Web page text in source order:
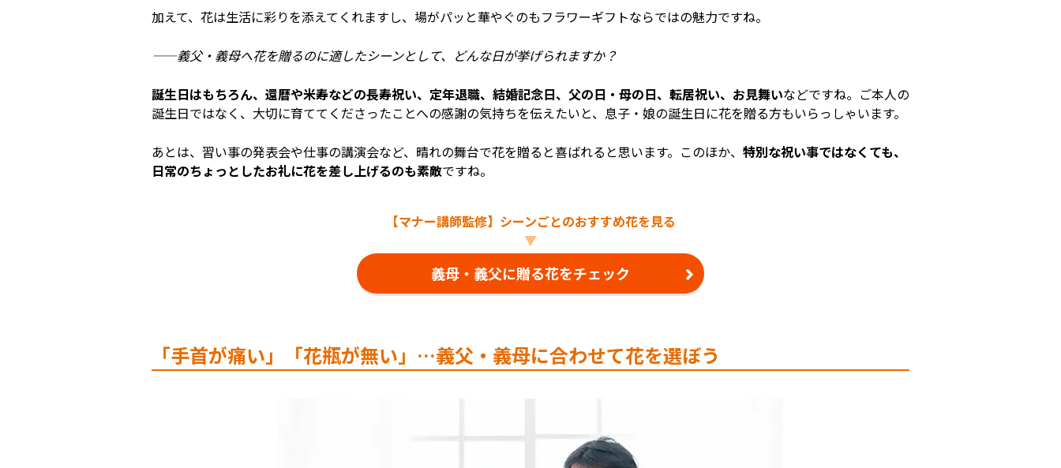
加えて、花は生活に彩りを添えてくれますし、場がパッと華やぐのもフラワーギフトならではの魅力ですね。
――義父・義母へ花を贈るのに適したシーンとして、どんな日が挙げられますか？
誕生日はもちろん、還暦や米寿などの長寿祝い、定年退職、結婚記念日、父の日・母の日、転居祝い、お見舞いなどですね。ご本人の
誕生日ではなく、大切に育ててくださったことへの感謝の気持ちを伝えたいと、息子・娘の誕生日に花を贈る方もいらっしゃいます。
あとは、習い事の発表会や仕事の講演会など、晴れの舞台で花を贈ると喜ばれると思います。このほか、 特別な祝い事ではなくても、
日常のちょっとしたお礼に花を差し上げるのも素敵ですね。
【マナー講師監修】シーンごとのおすすめ花を見る
▼
義母・義父に贈る花をチェック
「手首が痛い」「花瓶が無い」…義父・義母に合わせて花を選ぼう